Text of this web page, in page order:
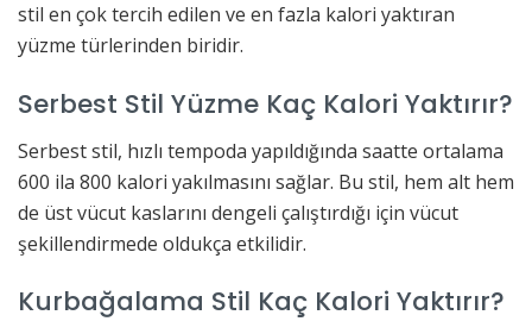
stil en çok tercih edilen ve en fazla kalori yaktıran
yüzme türlerinden biridir.
Serbest Stil Yüzme Kaç Kalori Yaktırır?
Serbest stil, hızlı tempoda yapıldığında saatte ortalama
600 ila 800 kalori yakılmasını sağlar. Bu stil, hem alt hem
de üst vücut kaslarını dengeli çalıştırdığı için vücut
şekillendirmede oldukça etkilidir.
Kurbağalama Stil Kaç Kalori Yaktırır?